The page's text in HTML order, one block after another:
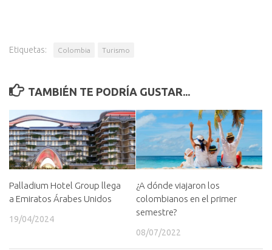
Etiquetas: Colombia Turismo
TAMBIÉN TE PODRÍA GUSTAR...
Palladium Hotel Group llega
a Emiratos Árabes Unidos
19/04/2024
¿A dónde viajaron los
colombianos en el primer
semestre?
08/07/2022